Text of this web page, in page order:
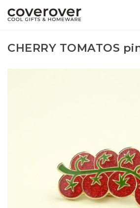
CHERRY TOMATOS